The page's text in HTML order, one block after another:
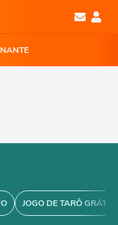
JOGO DE TARÔ GRÁTIS